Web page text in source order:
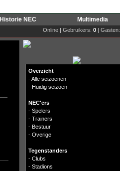
Historie NEC Multimedia
Online | Gebruikers: 0 | Gasten:
Overzicht
-Alle seizoenen
- Huidig seizoen
NEC'ers
- Spelers
- Trainers
- Bestuur
- Overige
Tegenstanders
- Clubs
- Stadions